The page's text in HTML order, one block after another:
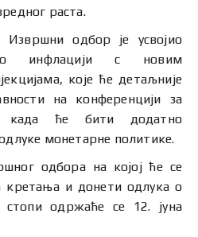
раста.
одбор је усвојио
о инфлацији с новим
које ће детаљније
на конференцији за
када ће бити додатно
монетарне политике.
одбора на којој ће се
кретања и донети одлука о
стопи одржаће се 12. јуна